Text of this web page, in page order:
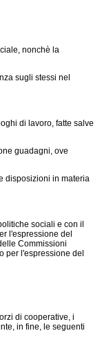
nonchè la
sugli stessi nel
di lavoro, fatte salve
guadagni, ove
disposizioni in materia
sociali e con il
l'espressione del
Commissioni
per l'espressione del
di cooperative, i
in fine, le seguenti